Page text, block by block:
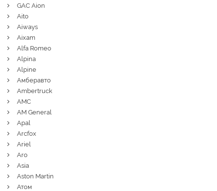
GAC Aion
Aito
Aiways
Aixam
Alfa Romeo
Alpina
Alpine
Амберавто
Ambertruck
AMC
AM General
Apal
Arcfox
Ariel
Aro
Asia
Aston Martin
Атом